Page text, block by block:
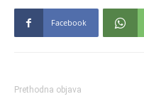
Facebook
Prethodna objava